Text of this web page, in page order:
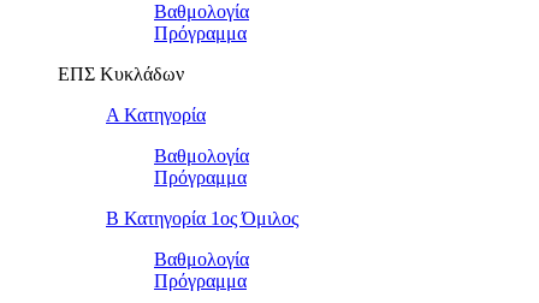
Βαθμολογία
Πρόγραμμα
ΕΠΣ Κυκλάδων
Α Κατηγορία
Βαθμολογία
Πρόγραμμα
Β Κατηγορία 1ος Όμιλος
Βαθμολογία
Πρόγραμμα